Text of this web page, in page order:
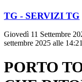
TG - SERVIZI TG
Giovedì 11 Settembre
settembre 2025 alle 14:21
PORTO